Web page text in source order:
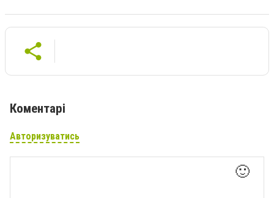
Коментарі
Авторизуватись
🙂